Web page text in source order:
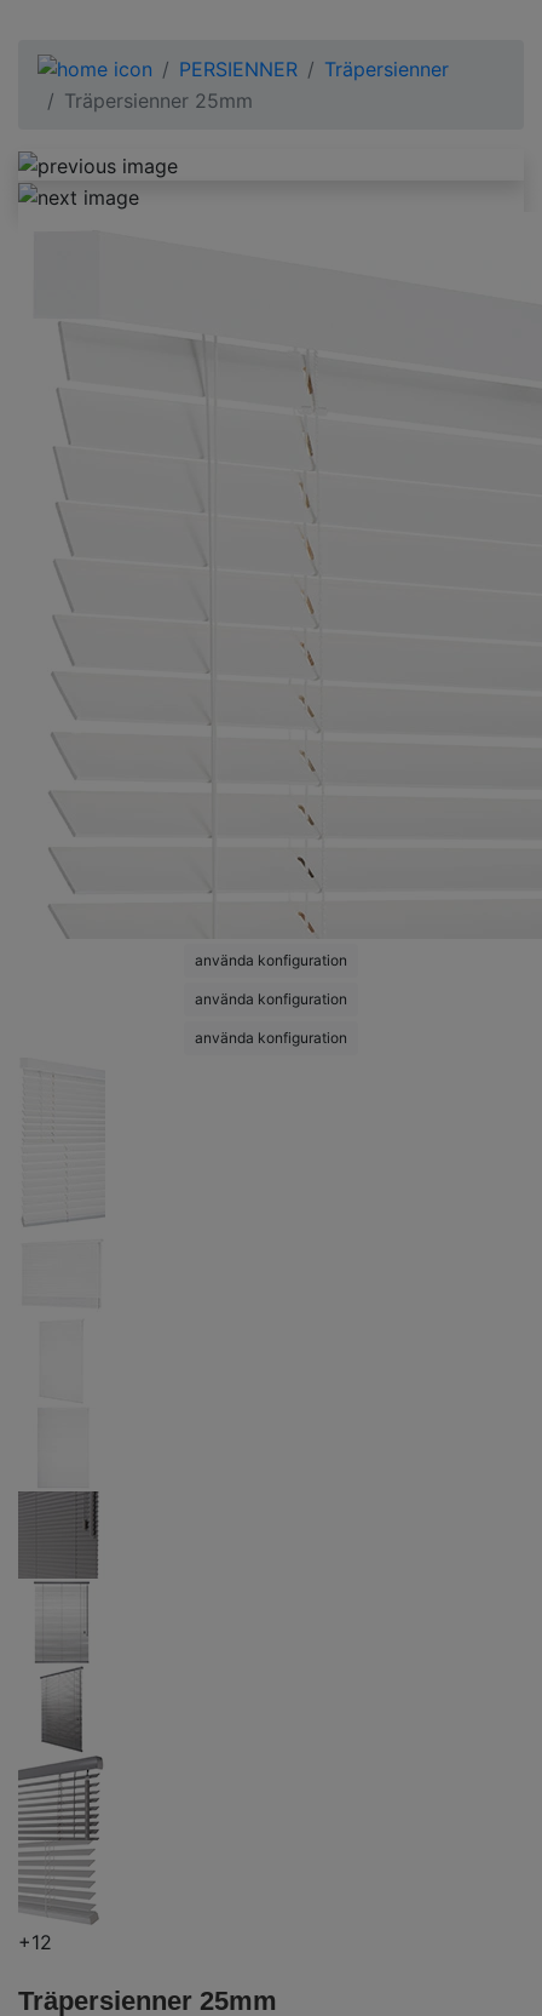
PERSIENNER
Träpersienner
Träpersienner 25mm
använda konfiguration
använda konfiguration
använda konfiguration
+12
Träpersienner 25mm